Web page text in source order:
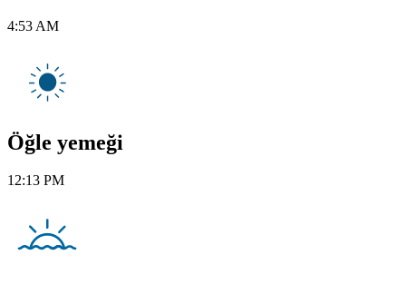
4:53 AM
Öğle yemeği
12:13 PM